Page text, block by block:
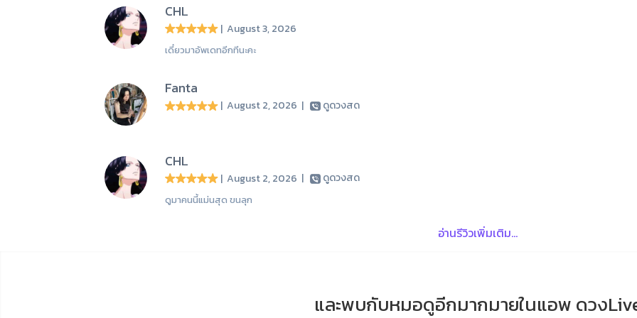
CHL
| August 3, 2026
เดี๋ยวมาอัพเดทอีกทีนะคะ
Fanta
| August 2, 2026 | ดูดวงสด
CHL
| August 2, 2026 | ดูดวงสด
ดูมาคนนี้แม่นสุด ขนลุก
อ่านรีวิวเพิ่มเติม...
และพบกับหมอดูอีกมากมายในแอพ ดวง